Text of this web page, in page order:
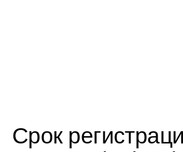
Срок